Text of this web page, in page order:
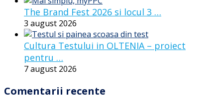
The Brand Fest 2026 si locul 3 …
3 august 2026
Cultura Testului in OLTENIA – proiect
pentru …
7 august 2026
Comentarii recente